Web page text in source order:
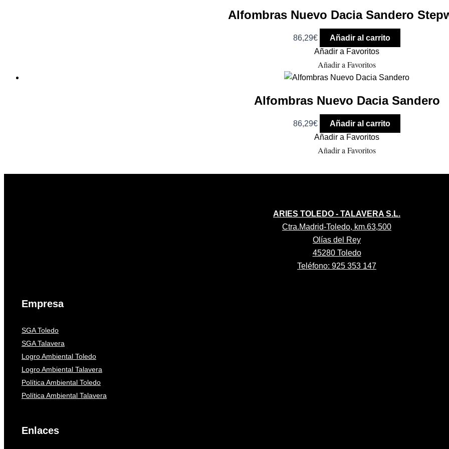
Alfombras Nuevo Dacia Sandero
86,29€
Añadir al carrito
Añadir a Favoritos
Añadir a Favoritos
Alfombras Nuevo Dacia Sandero
86,29€
Añadir al carrito
Añadir a Favoritos
Añadir a Favoritos
ARIES TOLEDO - TALAVERA S.L.
Ctra.Madrid-Toledo, km.63,500
Olías del Rey
45280 Toledo
Teléfono: 925 353 147
Empresa
SGA Toledo
SGA Talavera
Logro Ambiental Toledo
Logro Ambiental Talavera
Política Ambiental Toledo
Política Ambiental Talavera
Enlaces